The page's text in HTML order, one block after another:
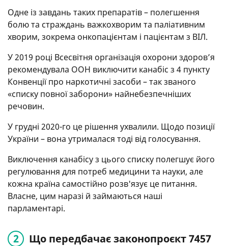
Одне із завдань таких препаратів – полегшення
болю та страждань важкохворим та паліативним
хворим, зокрема онкопацієнтам і пацієнтам з ВІЛ.
У 2019 році Всесвітня організація охорони здоров’я
рекомендувала ООН виключити канабіс з 4 пункту
Конвенції про наркотичні засоби – так званого
«списку повної заборони» найнебезпечніших
речовин.
У грудні 2020-го це рішення ухвалили. Щодо позиції
України – вона утрималася тоді від голосування.
Виключення канабісу з цього списку полегшує його
регулювання для потреб медицини та науки, але
кожна країна самостійно розв'язує це питання.
Власне, цим наразі й займаються наші
парламентарі.
Що передбачає законопроєкт 7457